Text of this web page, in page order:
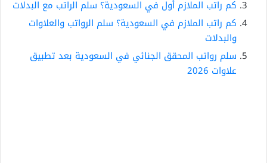
كم راتب الملازم أول في السعودية؟ سلم الراتب مع البدلات
كم راتب الملازم في السعودية؟ سلم الرواتب والعلاوات
والبدلات
سلم رواتب المحقق الجنائي في السعودية بعد تطبيق
علاوات 2026